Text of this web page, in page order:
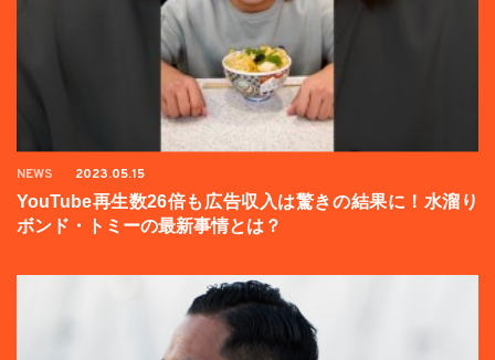
NEWS 2023.05.15
YouTube再生数26倍も広告収入は驚きの結果に！水溜り
ボンド・トミーの最新事情とは？